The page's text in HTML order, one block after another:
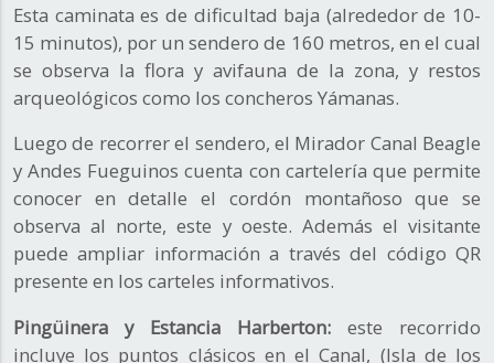
Esta caminata es de dificultad baja (alrededor de 10-
15 minutos), por un sendero de 160 metros, en el cual
se observa la flora y avifauna de la zona, y restos
arqueológicos como los concheros Yámanas.
Luego de recorrer el sendero, el Mirador Canal Beagle
y Andes Fueguinos cuenta con cartelería que permite
conocer en detalle el cordón montañoso que se
observa al norte, este y oeste. Además el visitante
puede ampliar información a través del código QR
presente en los carteles informativos.
Pingüinera y Estancia Harberton:este recorrido
incluye los puntos clásicos en el Canal, (Isla de los